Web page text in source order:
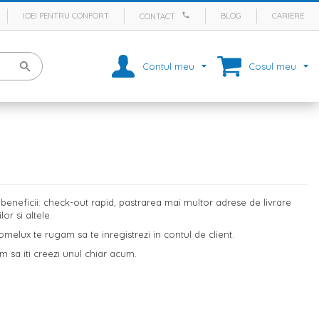
IDEI PENTRU CONFORT CONTACT BLOG CARIERE
Contul meu Cosul meu
check-out rapid, pastrarea mai multor adrese de livrare
si altele.
te rugam sa te inregistrezi in contul de client.
sa iti creezi unul chiar acum.